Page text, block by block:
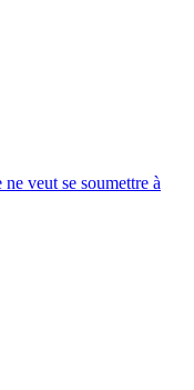
veut se soumettre à